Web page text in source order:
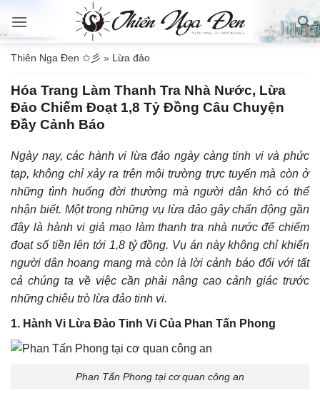
qua
dungThiên Nga Đen ✩彡 » Lừa đảo
Hóa Trang Làm Thanh Tra Nhà Nước, Lừa
Đảo Chiếm Đoạt 1,8 Tỷ Đồng Câu Chuyện
Đầy Cảnh Báo
Ngày nay, các hành vi lừa đảo ngày càng tinh vi và phức
tạp, không chỉ xảy ra trên môi trường trực tuyến mà còn ở
những tình huống đời thường mà người dân khó có thể
nhận biết. Một trong những vụ lừa đảo gây chấn động gần
đây là hành vi giả mạo làm thanh tra nhà nước để chiếm
đoạt số tiền lên tới 1,8 tỷ đồng. Vụ án này không chỉ khiến
người dân hoang mang mà còn là lời cảnh báo đối với tất
cả chúng ta về việc cần phải nâng cao cảnh giác trước
những chiêu trò lừa đảo tinh vi.
1. Hành Vi Lừa Đảo Tinh Vi Của Phan Tấn Phong
Phan Tấn Phong tại cơ quan công an